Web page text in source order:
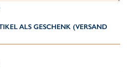
ALS GESCHENK (VERSAND